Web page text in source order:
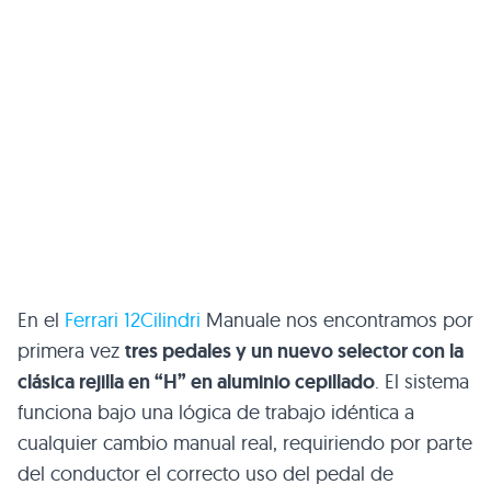
En el Ferrari 12Cilindri Manuale nos encontramos por
primera vez tres pedales y un nuevo selector con la
clásica rejilla en “H” en aluminio cepillado. El sistema
funciona bajo una lógica de trabajo idéntica a
cualquier cambio manual real, requiriendo por parte
del conductor el correcto uso del pedal de